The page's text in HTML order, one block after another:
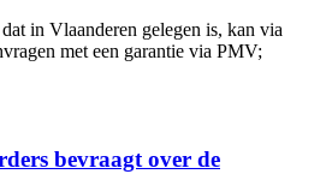
in Vlaanderen gelegen is, kan via
met een garantie via PMV;
bevraagt over de